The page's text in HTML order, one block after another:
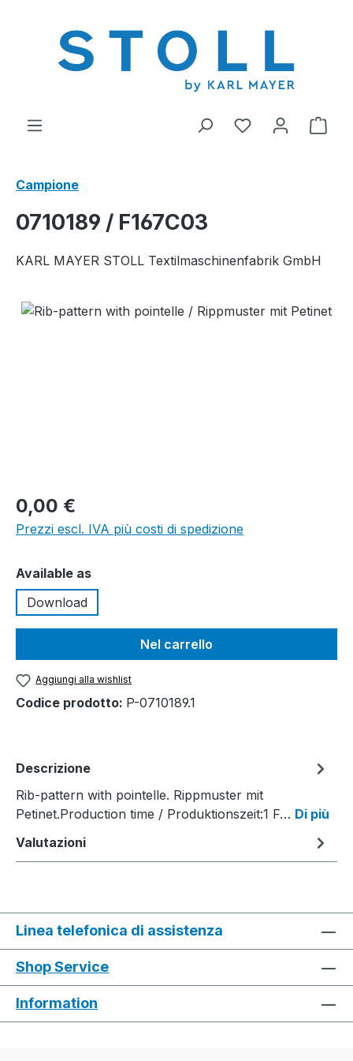
Hai 0 articoliIl
Campione
0710189 / F167C03
KARL MAYER STOLL Textilmaschinenfabrik GmbH
Salta la galleria di immagini
0,00 €
Prezzi escl. IVA più costi di spedizione
Seleziona
Available as
Download
Nel carrello
Aggiungi alla wishlist
Codice prodotto: P-0710189.1
Descrizione
Rib-pattern with pointelle. Rippmuster mit
Petinet.Production time / Produktionszeit:1 F… Di più
Valutazioni
Linea telefonica di assistenza
Shop Service
Information